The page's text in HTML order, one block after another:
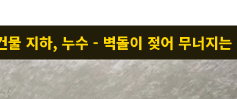
물 지하, 누수 - 벽돌이 젖어 무너지